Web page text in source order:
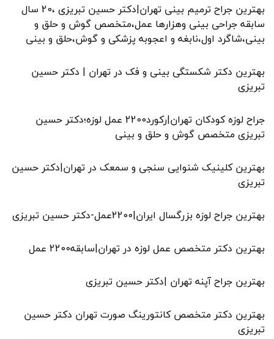
بهترین جراح ترمیم بینی تهران|دکتر حسین تبریزی ،20 سال
سابقه جراحی بینی وهزارها عمل،متخصص گوش و حلق و
بینی،شاگرد اول،نابغه و اعجوبه پزشکی و گوش،حلق و بینی
بهترین دکتر شکستگی بینی و فک در تهران | دکتر حسین
تبریزی
جراح لوزه کودکان تهران|رکورد2200 عمل لوزه؛دکتر حسین
تبریزی متخصص گوش و حلق و بینی
بهترین کلینیک شنوایی سنجی و سمعک در تهران|دکتر حسین
تبریزی
بهترین جراح لوزه بزرگسال ایران|2200عمل-دکتر حسین تبریزی
بهترین دکتر متخصص عمل لوزه در تهران|سابقه2200 عمل
بهترین جراح آپنه تهران |دکتر حسین تبریزی
بهترین دکتر متخصص کانتورینگ صورت تهران دکتر حسین
تبریزی